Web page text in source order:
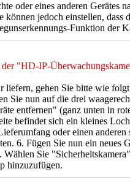
oder eines anderen Gerätes
jedoch einstellen, dass
Funktion der
"HD-IP-
liefern, gehen Sie bitte wie
nun auf die drei
entfernen" (ganz unten in
befindet sich ein kleines
oder einen anderen
6. Fügen Sie nun ein neues
Sie
hinzuzufügen.